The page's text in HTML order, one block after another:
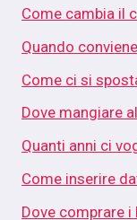
Come cambia il
Quando
Come ci si
Dove mangiare
Quanti anni ci
Come inserire
Dove comprare i